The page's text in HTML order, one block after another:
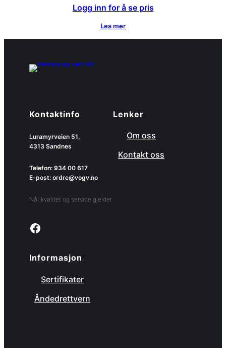
Logg inn for å se pris
Les mer
Kontaktinfo
Luramyrveien 51,
4313 Sandnes
Telefon: 934 00 617
E-post: ordre@vogv.no
Når kvalitet og service gjelder.
Link to facebook page
Lenker
Om oss
Kontakt oss
Informasjon
Sertifikater
Åndedrettvern